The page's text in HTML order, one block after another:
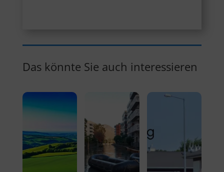
Das könnte Sie auch interessieren